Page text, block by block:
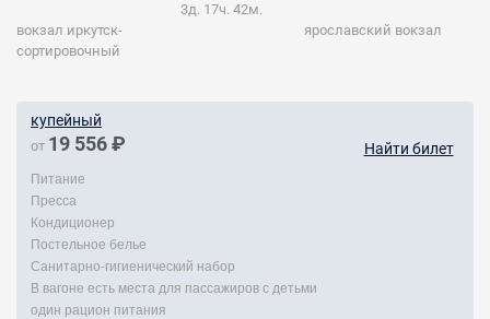
вокзал иркутск-
сортировочный
3д. 17ч. 42м.
ярославский вокзал
купейный
от 19 556 ₽ Найти билет
Питание
Пресса
Кондиционер
Постельное белье
Санитарно-гигиенический набор
В вагоне есть места для пассажиров с детьми
один рацион питания